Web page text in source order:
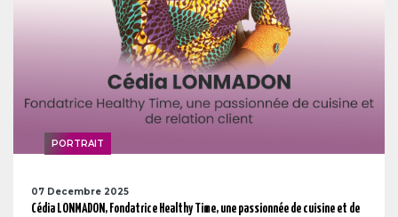
PORTRAIT
07 Decembre 2025
Cédia LONMADON, Fondatrice Healthy Time, une passionnée de cuisine et de